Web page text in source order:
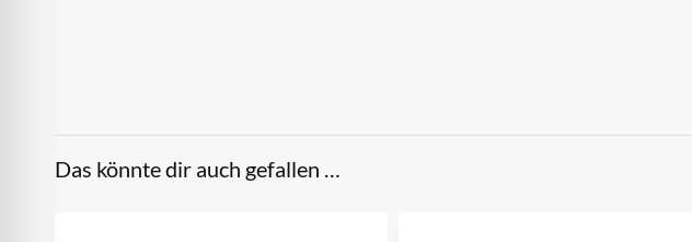
Das könnte dir auch gefallen …